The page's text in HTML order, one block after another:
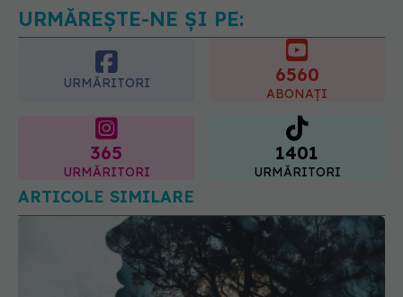
URMĂREȘTE-NE ȘI PE:
URMĂRITORI 6560
ABONAȚI
365
URMĂRITORI
1401
URMĂRITORI
ARTICOLE SIMILARE